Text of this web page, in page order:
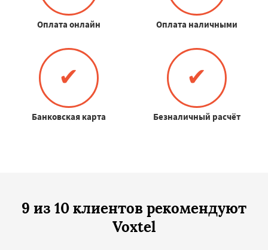
Оплата онлайн Оплата наличными
✔
Банковская карта
✔
Безналичный расчёт
9 из 10 клиентов рекомендуют
Voxtel